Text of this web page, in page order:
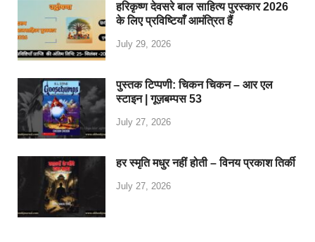
हरिकृष्ण देवसरे बाल साहित्य पुरस्कार 2026
के लिए प्रविष्टियाँ आमंत्रित हैं
July 29, 2026
पुस्तक टिप्पणी: चिकन चिकन – आर एल
स्टाइन | गूज़बम्पस 53
July 27, 2026
हर स्मृति मधुर नहीं होती – विनय प्रकाश तिर्की
July 27, 2026